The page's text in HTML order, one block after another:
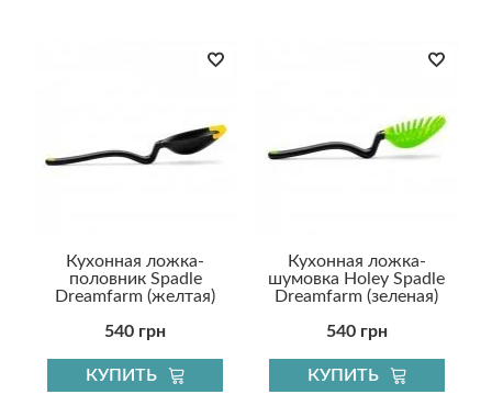
Кухонная ложка-
половник Spadle
Dreamfarm (желтая)
540 грн
КУПИТЬ
Кухонная ложка-
шумовка Holey Spadle
Dreamfarm (зеленая)
540 грн
КУПИТЬ